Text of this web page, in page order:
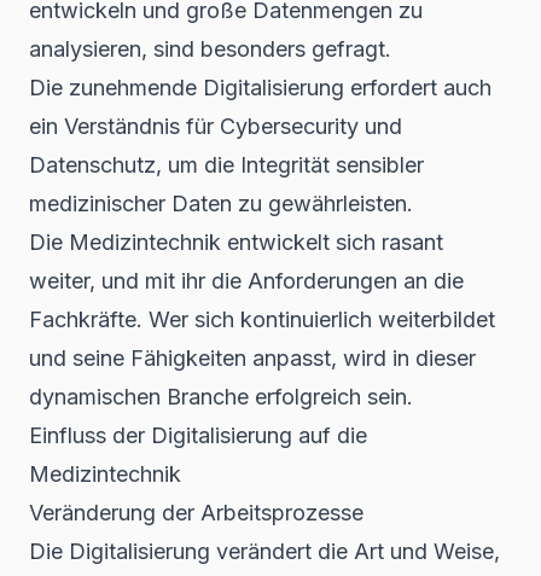
entwickeln und große Datenmengen zu
analysieren, sind besonders gefragt.
Die zunehmende Digitalisierung erfordert auch
ein Verständnis für Cybersecurity und
Datenschutz, um die Integrität sensibler
medizinischer Daten zu gewährleisten.
Die Medizintechnik entwickelt sich rasant
weiter, und mit ihr die Anforderungen an die
Fachkräfte. Wer sich kontinuierlich weiterbildet
und seine Fähigkeiten anpasst, wird in dieser
dynamischen Branche erfolgreich sein.
Einfluss der Digitalisierung auf die
Medizintechnik
Veränderung der Arbeitsprozesse
Die Digitalisierung verändert die Art und Weise,